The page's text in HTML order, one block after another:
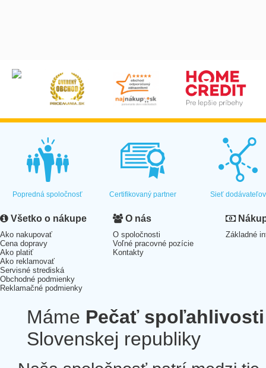
Popredná spoločnosť Certifikovaný partner Sieť dodávateľov
Všetko o nákupe
Ako nakupovať
Cena dopravy
Ako platiť
Ako reklamovať
Servisné strediská
Obchodné podmienky
Reklamačné podmienky
O nás
O spoločnosti
Voľné pracovné pozície
Kontakty
Základné
Máme Pečať spoľahlivosti
Slovenskej republiky